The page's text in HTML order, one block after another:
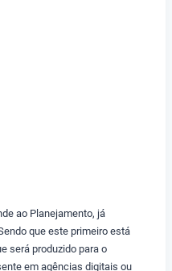
ao Planejamento, já
que este primeiro está
será produzido para o
em agências digitais ou